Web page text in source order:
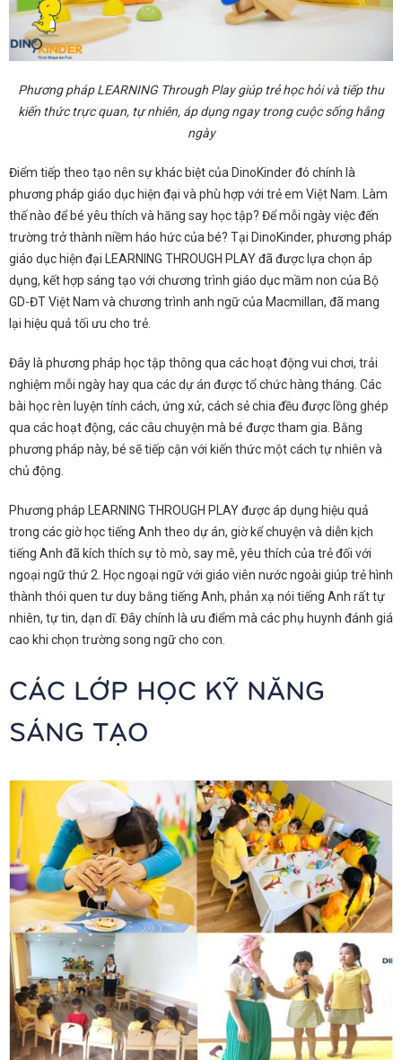
Phương pháp LEARNING Through Play giúp trẻ học hỏi và tiếp thu
kiến thức trực quan, tự nhiên, áp dụng ngay trong cuộc sống hằng
ngày
Điểm tiếp theo tạo nên sự khác biệt của DinoKinder đó chính là
phương pháp giáo dục hiện đại và phù hợp với trẻ em Việt Nam. Làm
thế nào để bé yêu thích và hăng say học tập? Để mỗi ngày việc đến
trường trở thành niềm háo hức của bé? Tại DinoKinder, phương pháp
giáo dục hiện đại LEARNING THROUGH PLAY đã được lựa chọn áp
dụng, kết hợp sáng tạo với chương trình giáo dục mầm non của Bộ
GD-ĐT Việt Nam và chương trình anh ngữ của Macmillan, đã mang
lại hiệu quả tối ưu cho trẻ.
Đây là phương pháp học tập thông qua các hoạt động vui chơi, trải
nghiệm mỗi ngày hay qua các dự án được tổ chức hàng tháng. Các
bài học rèn luyện tính cách, ứng xử, cách sẻ chia đều được lồng ghép
qua các hoạt động, các câu chuyện mà bé được tham gia. Bằng
phương pháp này, bé sẽ tiếp cận với kiến thức một cách tự nhiên và
chủ động.
Phương pháp LEARNING THROUGH PLAY được áp dụng hiệu quả
trong các giờ học tiếng Anh theo dự án, giờ kể chuyện và diễn kịch
tiếng Anh đã kích thích sự tò mò, say mê, yêu thích của trẻ đối với
ngoại ngữ thứ 2. Học ngoại ngữ với giáo viên nước ngoài giúp trẻ hình
thành thói quen tư duy bằng tiếng Anh, phản xạ nói tiếng Anh rất tự
nhiên, tự tin, dạn dĩ. Đây chính là ưu điểm mà các phụ huynh đánh giá
cao khi chọn trường song ngữ cho con.
CÁC LỚP HỌC KỸ NĂNG
SÁNG TẠO